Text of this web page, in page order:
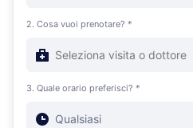
2. Cosa vuoi prenotare? *
3. Quale orario preferisci? *